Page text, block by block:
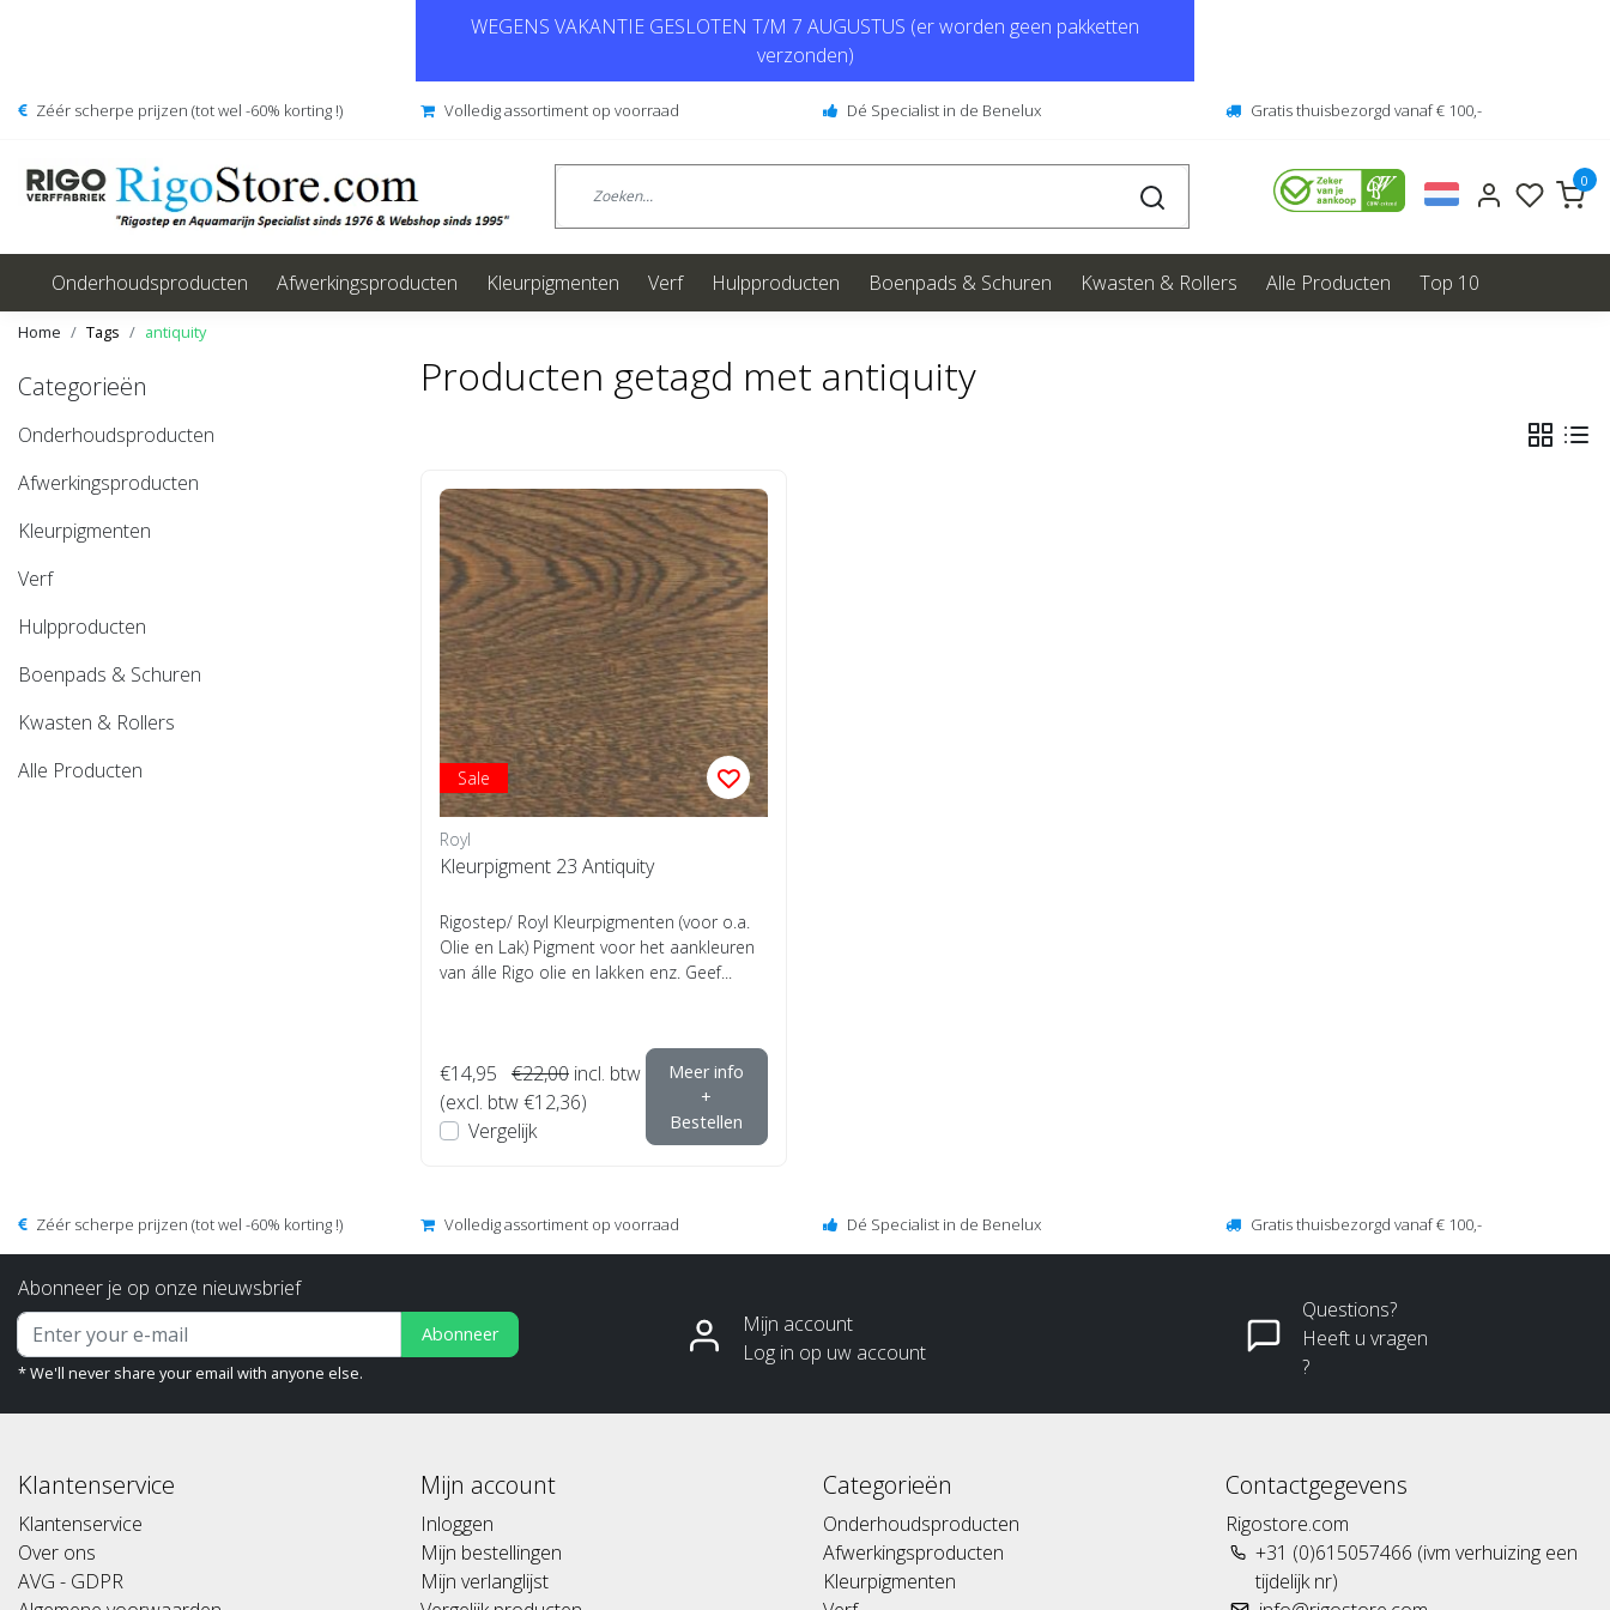
WEGENS VAKANTIE GESLOTEN T/M 7 AUGUSTUS (er worden geen pakketten
verzonden)
Zéér scherpe prijzen (tot wel -60% korting !) Volledig assortiment op voorraad Dé Specialist in de Benelux Gratis thuisbezorgd vanaf € 100,-
0
Onderhoudsproducten Afwerkingsproducten Kleurpigmenten Verf Hulpproducten Boenpads & Schuren Kwasten & Rollers Alle Producten Top 10
Home Tags antiquity
Categorieën
Onderhoudsproducten
Afwerkingsproducten
Kleurpigmenten
Verf
Hulpproducten
Boenpads & Schuren
Kwasten & Rollers
Alle Producten
Producten getagd met antiquity
Sale
Royl
Kleurpigment 23 Antiquity
Rigostep/ Royl Kleurpigmenten (voor o.a.
Olie en Lak) Pigment voor het aankleuren
van álle Rigo olie en lakken enz. Geef...
€14,95 €22,00 incl. btw
(excl. btw €12,36)
Vergelijk
Meer info
+
Bestellen
Zéér scherpe prijzen (tot wel -60% korting !) Volledig assortiment op voorraad Dé Specialist in de Benelux Gratis thuisbezorgd vanaf € 100,-
Abonneer je op onze nieuwsbrief
Abonneer
* We'll never share your email with anyone else.
Mijn account
Log in op uw account
Questions?
Heeft u vragen
?
Klantenservice
Klantenservice
Over ons
AVG - GDPR
Mijn account
Inloggen
Mijn bestellingen
Mijn verlanglijst
Categorieën
Onderhoudsproducten
Afwerkingsproducten
Kleurpigmenten
Contactgegevens
Rigostore.com
+31 (0)615057466 (ivm verhuizing een
tijdelijk nr)